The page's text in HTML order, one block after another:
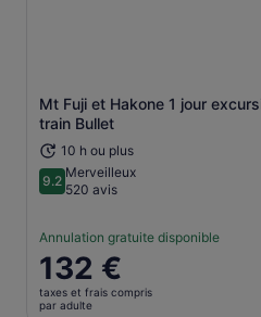
Mt Fuji et Hakone 1 jour
train Bullet
10 h ou plus
9.29.2 sur 10
Merveilleux
520 avis
Annulation gratuite disponible
Le
prix
est
132 €
taxes et frais compris
par adulte